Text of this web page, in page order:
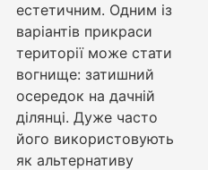
естетичним. Одним із
варіантів прикраси
території може стати
вогнище: затишний
осередок на дачній
ділянці. Дуже часто
його використовують
як альтернативу